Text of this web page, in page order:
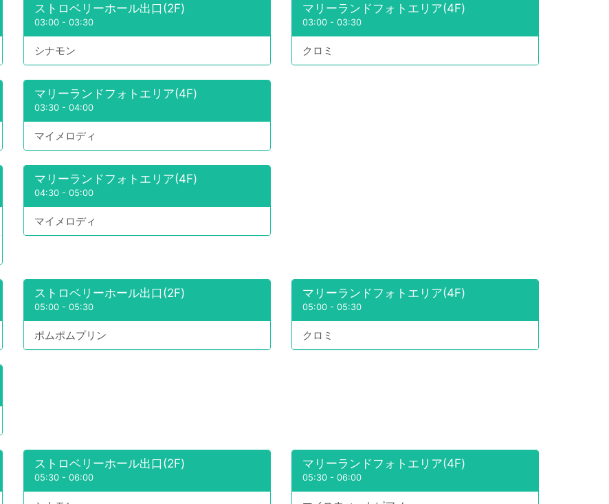
ストロベリーホール出口(2F)
03:00- 03:30
シナモン
マリーランドフォトエリア(4F)
03:00- 03:30
クロミ
マリーランドフォトエリア(4F)
03:30- 04:00
マイメロディ
マリーランドフォトエリア(4F)
04:30- 05:00
マイメロディ
ストロベリーホール出口(2F)
05:00- 05:30
ポムポムプリン
マリーランドフォトエリア(4F)
05:00- 05:30
クロミ
ストロベリーホール出口(2F)
05:30- 06:00
マリーランドフォトエリア(4F)
05:30- 06:00